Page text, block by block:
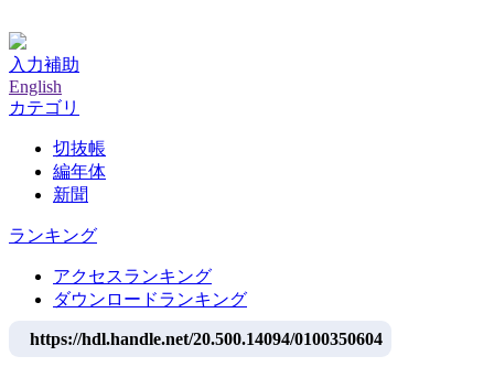
入力補助
English
カテゴリ
切抜帳
編年体
新聞
ランキング
アクセスランキング
ダウンロードランキング
https://hdl.handle.net/20.500.14094/0100350604